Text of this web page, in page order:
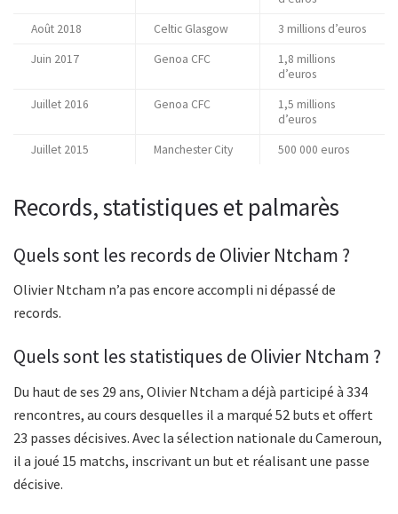
Août 2018
Celtic Glasgow
3 millions d’euros
Juin 2017
Genoa CFC
1,8 millions
d’euros
Juillet 2016
Genoa CFC
1,5 millions
d’euros
Juillet 2015
Manchester City 500 000 euros
Records, statistiques et palmarès
Quels sont les records de Olivier Ntcham ?
Olivier Ntcham n’a pas encore accompli ni dépassé de
records.
Quels sont les statistiques de Olivier Ntcham ?
Du haut de ses 29 ans, Olivier Ntcham a déjà participé à 334
rencontres, au cours desquelles il a marqué 52 buts et offert
23 passes décisives. Avec la sélection nationale du Cameroun,
il a joué 15 matchs, inscrivant un but et réalisant une passe
décisive.